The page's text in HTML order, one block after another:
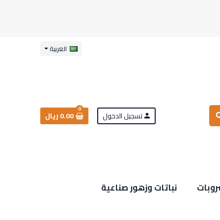
العربية
person تسجيل الدخول
0
0.00 ريال
نباتات وزهور صناعية